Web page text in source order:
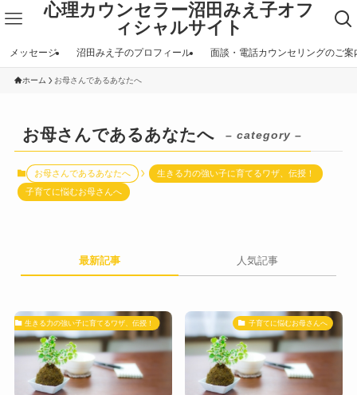
心理カウンセラー沼田みえ子オフ
ィシャルサイト
メッセージ 沼田みえ子のプロフィール 面談・電話カウンセリングのご案
ホーム お母さんであるあなたへ
お母さんであるあなたへ – category –
お母さんであるあなたへ
生きる力の強い子に育てるワザ、伝授！
子育てに悩むお母さんへ
最新記事 人気記事
生きる力の強い子に育てるワザ、伝授！ 子育てに悩むお母さんへ